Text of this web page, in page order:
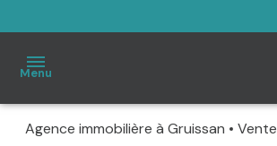
Menu
Agence immobilière à Gruissan Vente